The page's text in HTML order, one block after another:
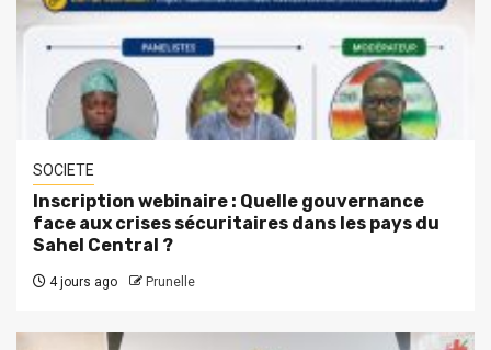
SOCIETE
Inscription webinaire : Quelle gouvernance
face aux crises sécuritaires dans les pays du
Sahel Central ?
4 jours ago Prunelle